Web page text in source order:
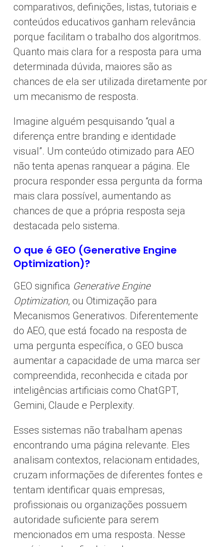
comparativos, definições, listas, tutoriais e
conteúdos educativos ganham relevância
porque facilitam o trabalho dos algoritmos.
Quanto mais clara for a resposta para uma
determinada dúvida, maiores são as
chances de ela ser utilizada diretamente por
um mecanismo de resposta.
Imagine alguém pesquisando “qual a
diferença entre branding e identidade
visual”. Um conteúdo otimizado para AEO
não tenta apenas ranquear a página. Ele
procura responder essa pergunta da forma
mais clara possível, aumentando as
chances de que a própria resposta seja
destacada pelo sistema.
O que é GEO (Generative Engine
Optimization)?
GEO significa Generative Engine
Optimization, ou Otimização para
Mecanismos Generativos. Diferentemente
do AEO, que está focado na resposta de
uma pergunta específica, o GEO busca
aumentar a capacidade de uma marca ser
compreendida, reconhecida e citada por
inteligências artificiais como ChatGPT,
Gemini, Claude e Perplexity.
Esses sistemas não trabalham apenas
encontrando uma página relevante. Eles
analisam contextos, relacionam entidades,
cruzam informações de diferentes fontes e
tentam identificar quais empresas,
profissionais ou organizações possuem
autoridade suficiente para serem
mencionados em uma resposta. Nesse